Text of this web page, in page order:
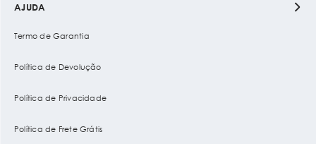
AJUDA
Termo de Garantia
Política de Devolução
Política de Privacidade
Política de Frete Grátis